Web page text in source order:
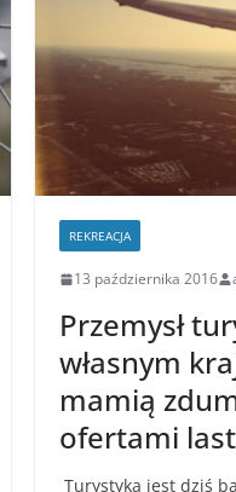
REKREACJA
13 października 2016
Przemysł
własnym
mamią
ofertami
Turystyka jest dziś